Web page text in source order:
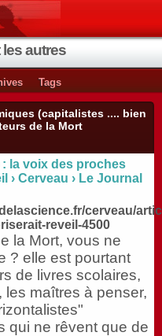
les autres
Tags
(capitalistes .... bien
de la Mort
: la voix des proches
› Cerveau › Le Journal
cerveau/
reveil-4500
la Mort, vous ne
? elle est pourtant
de livres scolaires,
les maîtres à penser,
qui ne rêvent que de